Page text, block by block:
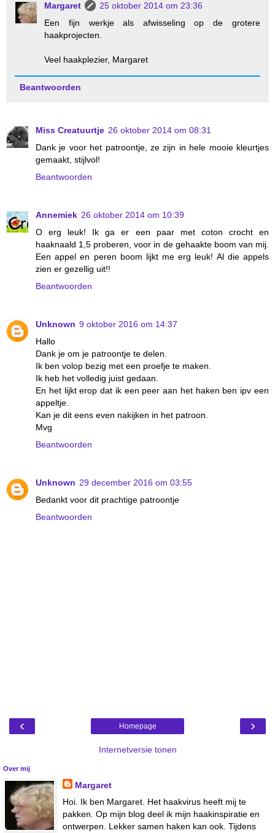
Margaret
25 oktober 2014 om 23:36
Een fijn werkje als afwisseling op de grotere
haakprojecten.
Veel haakplezier, Margaret
Beantwoorden
Miss Creatuurtje 26 oktober 2014 om 08:31
Dank je voor het patroontje, ze zijn in hele mooie kleurtjes
gemaakt, stijlvol!
Beantwoorden
Annemiek 26 oktober 2014 om 10:39
O erg leuk! Ik ga er een paar met coton crocht en
haaknaald 1,5 proberen, voor in de gehaakte boom van mij.
Een appel en peren boom lijkt me erg leuk! Al die appels
zien er gezellig uit!!
Beantwoorden
Unknown 9 oktober 2016 om 14:37
Hallo
Dank je om je patroontje te delen.
Ik ben volop bezig met een proefje te maken.
Ik heb het volledig juist gedaan.
En het lijkt erop dat ik een peer aan het haken ben ipv een
appeltje.
Kan je dit eens even nakijken in het patroon.
Mvg
Beantwoorden
Unknown 29 december 2016 om 03:55
Bedankt voor dit prachtige patroontje
Beantwoorden
‹ ›
Homepage
Internetversie tonen
Over mij
Margaret
Hoi. Ik ben Margaret. Het haakvirus heeft mij te
pakken. Op mijn blog deel ik mijn haakinspiratie en
ontwerpen. Lekker samen haken kan ook. Tijdens